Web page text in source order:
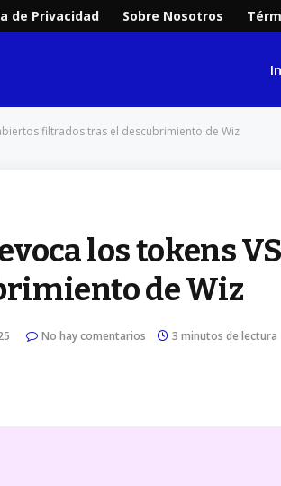
de Privacidad Sobre Nosotros
filtrados tras el descubrimiento de Wiz
los tokens
de Wiz
No hay comentarios 3 minutos de lectura